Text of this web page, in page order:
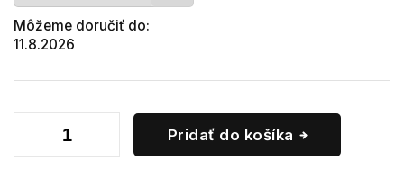
Môžeme doručiť do:
11.8.2026
Pridať do košíka